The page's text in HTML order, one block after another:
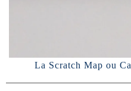
La Scratch Map ou